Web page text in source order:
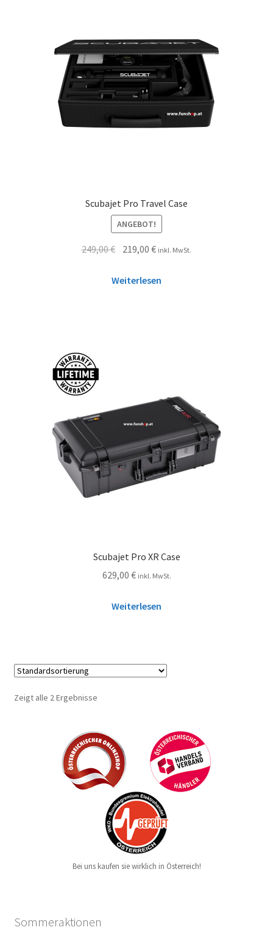
Scubajet Pro Travel Case
ANGEBOT!
249,00€ 219,00€ inkl. MwSt.
Weiterlesen
Scubajet Pro XR Case
629,00 € inkl. MwSt.
Weiterlesen
Zeigt alle 2 Ergebnisse
Bei uns kaufen sie wirklich in Österreich!
Sommeraktionen